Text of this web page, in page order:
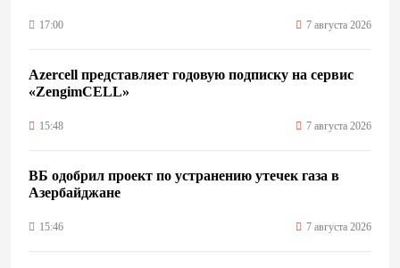
17:00 7 августа 2026
Azercell представляет годовую подписку на сервис
«ZengimCELL»
15:48 7 августа 2026
ВБ одобрил проект по устранению утечек газа в
Азербайджане
15:46 7 августа 2026